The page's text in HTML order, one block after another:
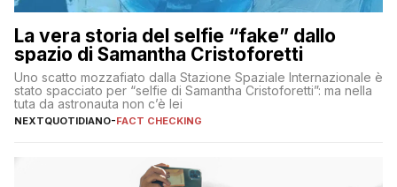
La vera storia del selfie “fake” dallo
spazio di Samantha Cristoforetti
Uno scatto mozzafiato dalla Stazione Spaziale Internazionale è
stato spacciato per “selfie di Samantha Cristoforetti”: ma nella
tuta da astronauta non c’è lei
NEXTQUOTIDIANO-FACT CHECKING